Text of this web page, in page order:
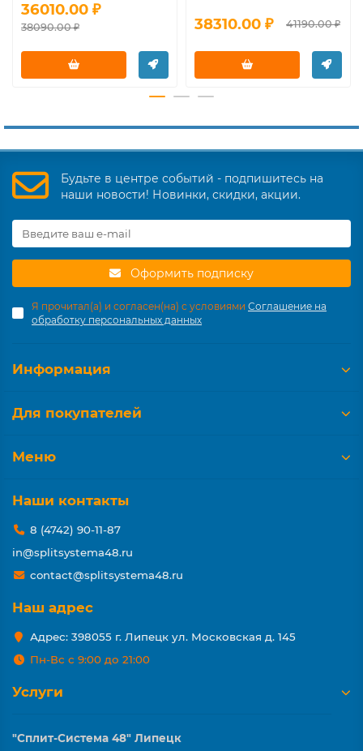
36010.00 ₽
38090.00 ₽ 38310.00 ₽ 41190.00 ₽
Будьте в центре событий - подпишитесь на
наши новости! Новинки, скидки, акции.
Оформить подписку
Я прочитал(а) и согласен(на) с условиями Соглашение на
обработку персональных данных
Информация
Для покупателей
Меню
Наши контакты
8 (4742) 90-11-87
in@splitsystema48.ru
contact@splitsystema48.ru
Наш адрес
Адрес: 398055 г. Липецк ул. Московская д. 145
Пн-Вс с 9:00 до 21:00
Услуги
"Сплит-Система 48" Липецк